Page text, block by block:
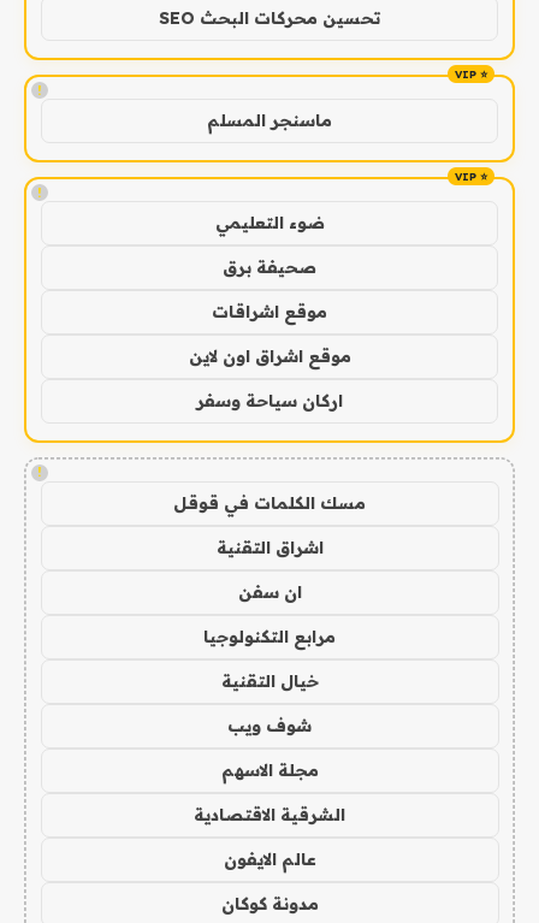
تحسين محركات البحث SEO
!
ماسنجر المسلم
!
ضوء التعليمي
صحيفة برق
موقع اشراقات
موقع اشراق اون لاين
اركان سياحة وسفر
!
مسك الكلمات في قوقل
اشراق التقنية
ان سفن
مرابع التكنولوجيا
خيال التقنية
شوف ويب
مجلة الاسهم
الشرقية الاقتصادية
عالم الايفون
مدونة كوكان